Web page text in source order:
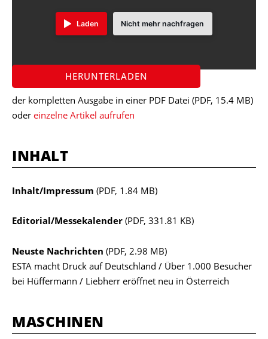
KONTAKT
Laden Nicht mehr nachfragen
HERUNTERLADEN
der kompletten Ausgabe in einer PDF Datei (PDF, 15.4 MB)
oder einzelne Artikel aufrufen
INHALT
Inhalt/Impressum (PDF, 1.84 MB)
Editorial/Messekalender (PDF, 331.81 KB)
Neuste Nachrichten (PDF, 2.98 MB)
ESTA macht Druck auf Deutschland / Über 1.000 Besucher
bei Hüffermann / Liebherr eröffnet neu in Österreich
MASCHINEN